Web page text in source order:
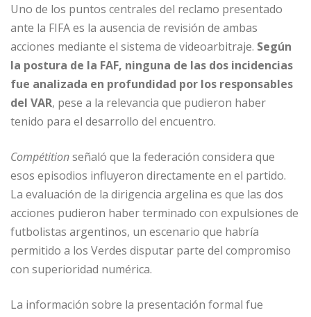
Uno de los puntos centrales del reclamo presentado
ante la FIFA es la ausencia de revisión de ambas
acciones mediante el sistema de videoarbitraje. Según
la postura de la FAF, ninguna de las dos incidencias
fue analizada en profundidad por los responsables
del VAR, pese a la relevancia que pudieron haber
tenido para el desarrollo del encuentro.
Compétitionseñaló que la federación considera que
esos episodios influyeron directamente en el partido.
La evaluación de la dirigencia argelina es que las dos
acciones pudieron haber terminado con expulsiones de
futbolistas argentinos, un escenario que habría
permitido a los Verdes disputar parte del compromiso
con superioridad numérica.
La información sobre la presentación formal fue